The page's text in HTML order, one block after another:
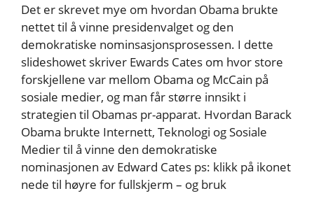
Det er skrevet mye om hvordan Obama brukte
nettet til å vinne presidenvalget og den
demokratiske nominsasjonsprosessen. I dette
slideshowet skriver Ewards Cates om hvor store
forskjellene var mellom Obama og McCain på
sosiale medier, og man får større innsikt i
strategien til Obamas pr-apparat. Hvordan Barack
Obama brukte Internett, Teknologi og Sosiale
Medier til å vinne den demokratiske
nominasjonen av Edward Cates ps: klikk på ikonet
nede til høyre for fullskjerm – og bruk